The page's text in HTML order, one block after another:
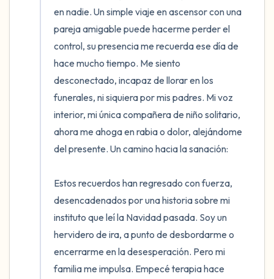
en nadie. Un simple viaje en ascensor con una
pareja amigable puede hacerme perder el
control, su presencia me recuerda ese día de
hace mucho tiempo. Me siento
desconectado, incapaz de llorar en los
funerales, ni siquiera por mis padres. Mi voz
interior, mi única compañera de niño solitario,
ahora me ahoga en rabia o dolor, alejándome
del presente. Un camino hacia la sanación:
Estos recuerdos han regresado con fuerza,
desencadenados por una historia sobre mi
instituto que leí la Navidad pasada. Soy un
hervidero de ira, a punto de desbordarme o
encerrarme en la desesperación. Pero mi
familia me impulsa. Empecé terapia hace